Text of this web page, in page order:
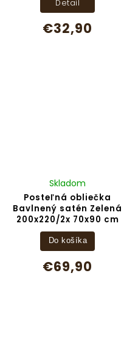
€32,90
Detail
Posteľná obliečka
Bavlnený satén Zelená
200x220/2x 70x90 cm
Skladom
€69,90
Do košíka